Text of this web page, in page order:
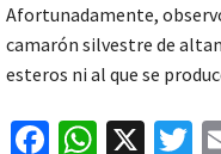
Afortunadamente,
camarón silvestre de
esteros ni al que se
Fa W X
T